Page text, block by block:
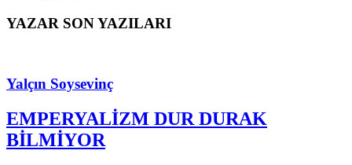
YAZAR SON YAZILARI
Yalçın Soysevinç
EMPERYALİZM DUR DURAK
BİLMİYOR